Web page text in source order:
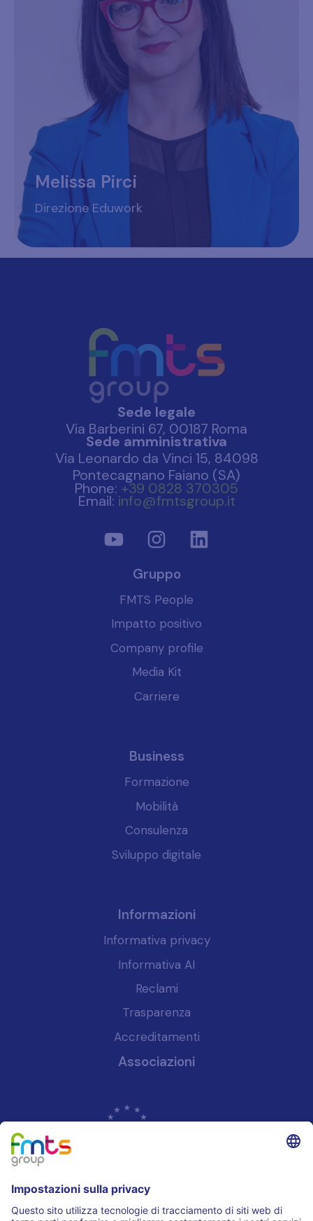
Melissa Pirci
Direzione Eduwork
Sede legale
Via Barberini 67, 00187 Roma
Sede amministrativa
Via Leonardo da Vinci 15, 84098
Pontecagnano Faiano (SA)
Phone: +39 0828 370305
Email: info@fmtsgroup.it
Gruppo
FMTS People
Impatto positivo
Company profile
Media Kit
Carriere
Business
Formazione
Mobilità
Consulenza
Sviluppo digitale
Informazioni
Informativa privacy
Informativa AI
Reclami
Trasparenza
Accreditamenti
Associazioni